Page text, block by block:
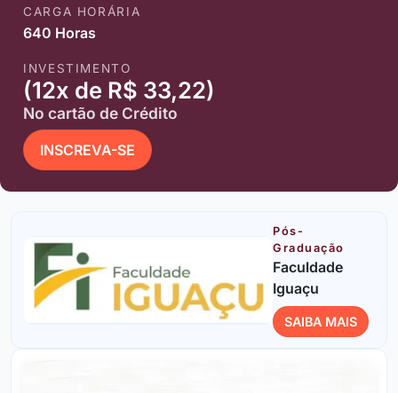
CARGA HORÁRIA
640 Horas
INVESTIMENTO
(12x de R$ 33,22)
No cartão de Crédito
INSCREVA-SE
Pós-
Graduação
Faculdade
Iguaçu
SAIBA MAIS